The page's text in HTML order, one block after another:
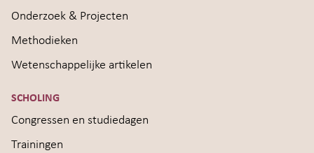
Onderzoek & Projecten
Methodieken
Wetenschappelijke artikelen
SCHOLING
Congressen en studiedagen
Trainingen